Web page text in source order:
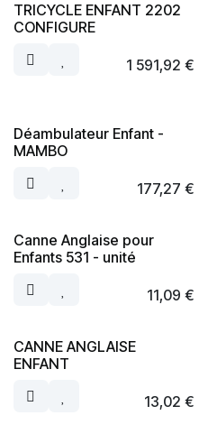
TRICYCLE ENFANT 2202
CONFIGURE
1 591,92 €
Déambulateur Enfant -
MAMBO
177,27 €
Canne Anglaise pour
Enfants 531 - unité
11,09 €
CANNE ANGLAISE
ENFANT
13,02 €